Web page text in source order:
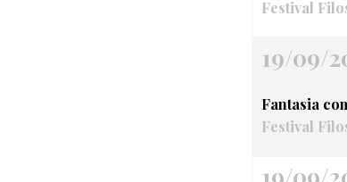
Festival
19/09/
Fantasia
Festival